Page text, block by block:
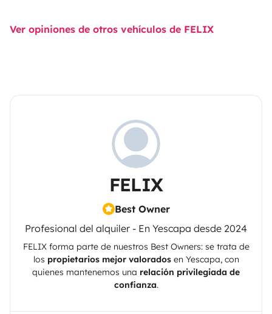
Ver opiniones de otros vehículos de FELIX
FELIX
Best Owner
Profesional del alquiler - En Yescapa desde 2024
FELIXforma parte de nuestros Best Owners: se trata de
los propietarios mejor valoradosen Yescapa, con
quienes mantenemos una relación privilegiada de
confianza.